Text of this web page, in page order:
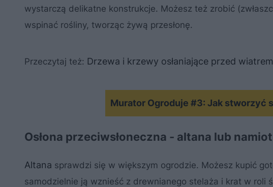
wystarczą delikatne konstrukcje. Możesz też zrobić
wspinać rośliny, tworząc żywą przesłonę.
Przeczytaj też: Drzewa i krzewy osłaniające przed
Murator Ogroduje #3: Jak stworzyć
Osłona przeciwsłoneczna - altana lub namiot
Altana sprawdzi się w większym ogrodzie. Możesz kupić
samodzielnie ją wznieść z drewnianego stelaża i krat w roli